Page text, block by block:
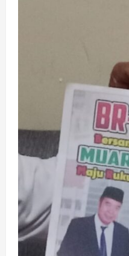
Rp
5.000
untuk
Menyeberang